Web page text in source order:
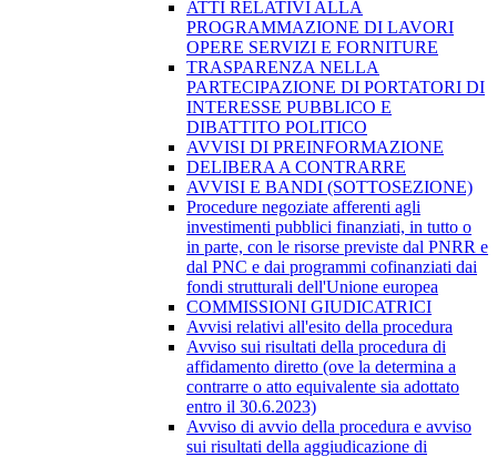
ATTI RELATIVI ALLA
PROGRAMMAZIONE DI LAVORI
OPERE SERVIZI E FORNITURE
TRASPARENZA NELLA
PARTECIPAZIONE DI PORTATORI DI
INTERESSE PUBBLICO E
DIBATTITO POLITICO
AVVISI DI PREINFORMAZIONE
DELIBERA A CONTRARRE
AVVISI E BANDI (SOTTOSEZIONE)
Procedure negoziate afferenti agli
investimenti pubblici finanziati, in tutto o
in parte, con le risorse previste dal PNRR e
dal PNC e dai programmi cofinanziati dai
fondi strutturali dell'Unione europea
COMMISSIONI GIUDICATRICI
Avvisi relativi all'esito della procedura
Avviso sui risultati della procedura di
affidamento diretto (ove la determina a
contrarre o atto equivalente sia adottato
entro il 30.6.2023)
Avviso di avvio della procedura e avviso
sui risultati della aggiudicazione di